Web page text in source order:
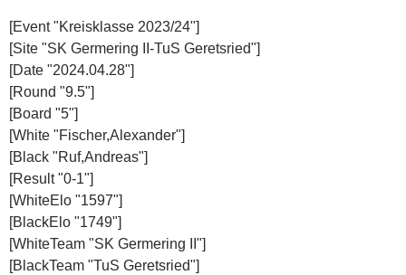
[Event "Kreisklasse 2023/24"]
[Site "SK Germering II-TuS Geretsried"]
[Date "2024.04.28"]
[Round "9.5"]
[Board "5"]
[White "Fischer,Alexander"]
[Black "Ruf,Andreas"]
[Result "0-1"]
[WhiteElo "1597"]
[BlackElo "1749"]
[WhiteTeam "SK Germering II"]
[BlackTeam "TuS Geretsried"]